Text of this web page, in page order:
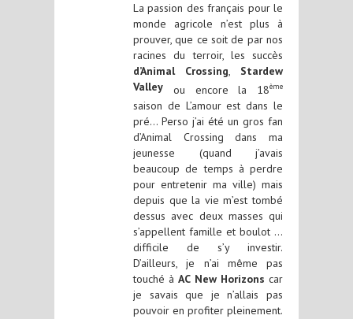
La passion des français pour le
monde agricole n’est plus à
prouver, que ce soit de par nos
racines du terroir, les succès
d’Animal Crossing, Stardew
Valley ou encore la 18ème
saison de L’amour est dans le
pré… Perso j’ai été un gros fan
d’Animal Crossing dans ma
jeunesse (quand j’avais
beaucoup de temps à perdre
pour entretenir ma ville) mais
depuis que la vie m’est tombé
dessus avec deux masses qui
s’appellent famille et boulot …
difficile de s’y investir.
D’ailleurs, je n’ai même pas
touché àAC New Horizonscar
je savais que je n’allais pas
pouvoir en profiter pleinement.